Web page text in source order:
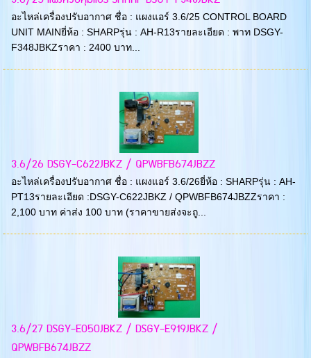
อะไหล่เครื่องปรับอากาศ ชื่อ : แผงแอร์ 3.6/25 CONTROL BOARD
UNIT MAINยี่ห้อ : SHARPรุ่น : AH-R13รายละเอียด : พาท DSGY-
F348JBKZราคา : 2400 บาท...
3.6/26 DSGY-C622JBKZ / QPWBFB674JBZZ
อะไหล่เครื่องปรับอากาศ ชื่อ : แผงแอร์ 3.6/26ยี่ห้อ : SHARPรุ่น : AH-
PT13รายละเอียด :DSGY-C622JBKZ / QPWBFB674JBZZราคา :
2,100 บาท ค่าส่ง 100 บาท (ราคาขายส่งจะถู...
3.6/27 DSGY-E050JBKZ / DSGY-E919JBKZ /
QPWBFB674JBZZ